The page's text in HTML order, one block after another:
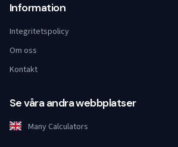
Information
Integritetspolicy
Om oss
Kontakt
Se våra andra webbplatser
Many Calculators